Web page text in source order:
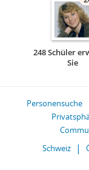
248 Schüler
Sie
Personensuche
Schweiz